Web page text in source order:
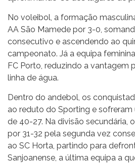
No voleibol, a formação
AA São Mamede por 3-0,
consecutivo e ascendendo ao
campeonato. Já a equipa
FC Porto, reduzindo a vantagem
linha de água.
Dentro do andebol, os
ao reduto do Sporting e
de 40-27. Na divisão secundária,
por 31-32 pela segunda vez
ao SC Horta, partindo para
Sanjoanense, a última equipa a